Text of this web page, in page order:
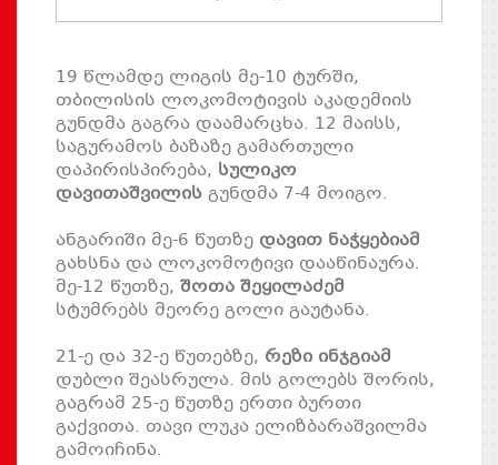
19 წლამდე ლიგის მე-10 ტურში,
თბილისის ლოკომოტივის აკადემიის
გუნდმა გაგრა დაამარცხა. 12 მაისს,
საგურამოს ბაზაზე გამართული
დაპირისპირება, სულიკო
დავითაშვილის გუნდმა 7-4 მოიგო.
ანგარიში მე-6 წუთზე დავით ნაჭყებიამ
გახსნა და ლოკომოტივი დააწინაურა.
მე-12 წუთზე, შოთა შეყილაძემ
სტუმრებს მეორე გოლი გაუტანა.
21-ე და 32-ე წუთებზე, რეზი ინჯგიამ
დუბლი შეასრულა. მის გოლებს შორის,
გაგრამ 25-ე წუთზე ერთი ბურთი
გაქვითა. თავი ლუკა ელიზბარაშვილმა
გამოიჩინა.